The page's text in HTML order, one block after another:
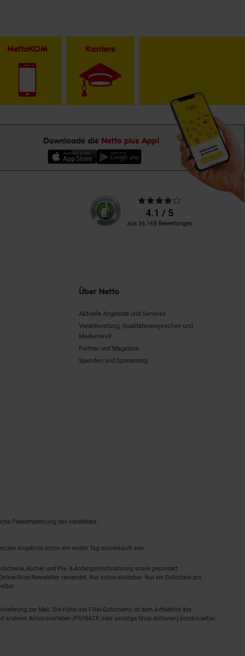
NettoKOM Karriere
Downloade die Netto plus App!
Unsere
Kundenbewertungen
Durchschnittliche
Bewertungen4.1 / 5
aus 36.168 Bewertungen
Über Netto
Aktuelle Angebote und Services
Verantwortung, Qualitätsversprechen und
Markenwelt
Partner und Magazine
Spenden und Sponsoring
Preisempfehlung des Herstellers.
Angebots schon am ersten Tag ausverkauft sein.
Bücher und Pre- & Anfangsmilchnahrung sowie gesondert
Shop-Newsletter versendet. Nur online einlösbar. Nur ein Gutschein pro
per Mail. Die Höhe des Filial-Gutscheins ist dem Artikelbild des
Aktionsvorteilen (PAYBACK oder sonstige Shop-Aktionen) kombinierbar.